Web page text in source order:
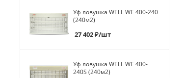
Уф ловушка WELL WE 400-240
(240м2)
27 402₽/шт
Уф ловушка WELL WE 400-
240S (240м2)